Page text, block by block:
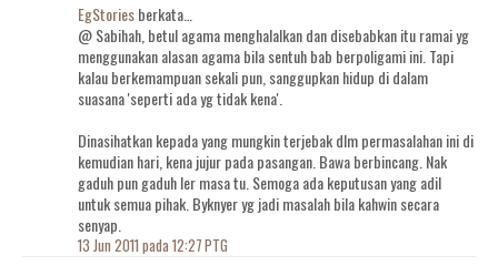
EgStoriesberkata…
@ Sabihah, betul agama menghalalkan dan disebabkan itu ramai yg
menggunakan alasan agama bila sentuh bab berpoligami ini. Tapi
kalau berkemampuan sekali pun, sanggupkan hidup di dalam
suasana 'seperti ada yg tidak kena'.
Dinasihatkan kepada yang mungkin terjebak dlm permasalahan ini di
kemudian hari, kena jujur pada pasangan. Bawa berbincang. Nak
gaduh pun gaduh ler masa tu. Semoga ada keputusan yang adil
untuk semua pihak. Byknyer yg jadi masalah bila kahwin secara
senyap.
13 Jun 2011 pada 12:27 PTG